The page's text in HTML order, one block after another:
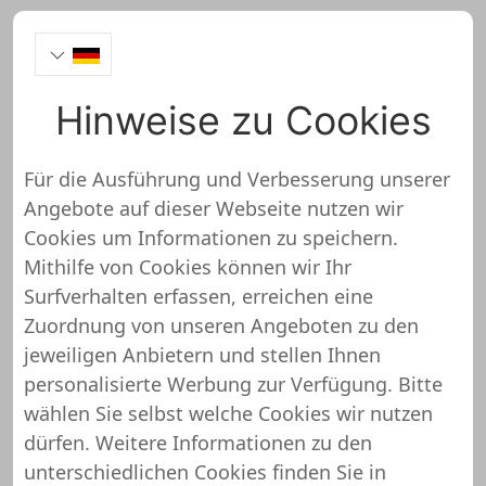
https://www.deinewandkunst.de/
deinewandkunst wurde noch
nicht überprüft und getestet
Über diesen Shop oder Webseite liegen uns
noch keine detaillierten Informationen vor.
Das bedeutet, dass deinewandkunst von
unserem Support-Team noch nicht
Hinweise zu Cookies
Für die Ausführung und Verbesserung unserer
Angebote auf dieser Webseite nutzen wir
Cookies um Informationen zu speichern.
Mithilfe von Cookies können wir Ihr
Surfverhalten erfassen, erreichen eine
Zuordnung von unseren Angeboten zu den
jeweiligen Anbietern und stellen Ihnen
personalisierte Werbung zur Verfügung. Bitte
wählen Sie selbst welche Cookies wir nutzen
dürfen. Weitere Informationen zu den
unterschiedlichen Cookies finden Sie in